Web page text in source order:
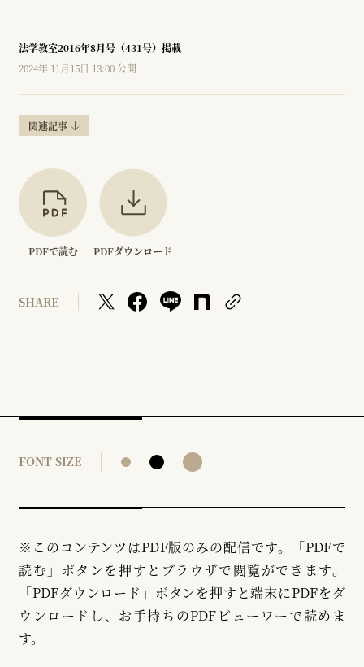
法学教室2016年8月号（431号）掲載
2024年 11月15日 13:00 公開
関連記事
PDFで読む PDFダウンロード
SHARE
FONT SIZE
※このコンテンツはPDF版のみの配信です。「PDFで
読む」ボタンを押すとブラウザで閲覧ができます。
「PDFダウンロード」ボタンを押すと端末にPDFをダ
ウンロードし、お手持ちのPDFビューワーで読めま
す。